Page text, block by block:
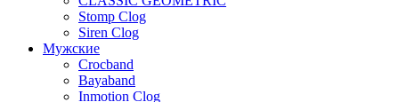
Stomp Clog
Siren Clog
Мужские
Crocband
Bayaband
Inmotion Clog